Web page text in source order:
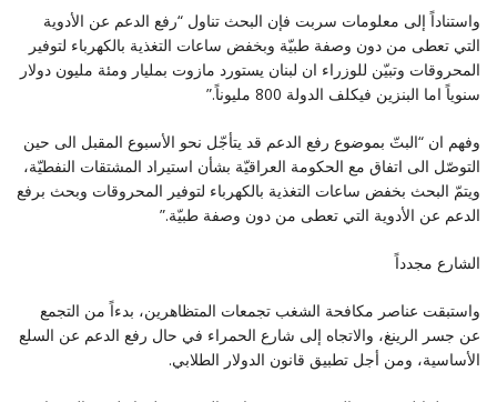
واستناداً إلى معلومات سربت فإن البحث تناول “رفع الدعم عن الأدوية
التي تعطى من دون وصفة طبيّة وبخفض ‏ساعات التغذية بالكهرباء لتوفير
المحروقات وتبيّن للوزراء ان لبنان يستورد مازوت بمليار ومئة مليون دولار
سنوياً ‏اما البنزين فيكلف الدولة 800 مليوناً‎”.‎
وفهم ان “البتّ بموضوع رفع الدعم قد يتأجّل نحو الأسبوع المقبل الى حين
التوصّل الى اتفاق مع الحكومة العراقيّة ‏بشأن استيراد المشتقات النفطيّة،
ويتمّ البحث بخفض ساعات التغذية بالكهرباء لتوفير المحروقات وبحث برفع
الدعم ‏عن الأدوية التي تعطى من دون وصفة طبيّة‎”.‎
الشارع مجدداً
واستبقت عناصر مكافحة الشغب تجمعات المتظاهرين، بدءاً من التجمع
عن جسر الرينغ، والاتجاه إلى شارع الحمراء ‏في حال رفع الدعم عن السلع
الأساسية، ومن أجل تطبيق قانون الدولار الطلابي‎.‎